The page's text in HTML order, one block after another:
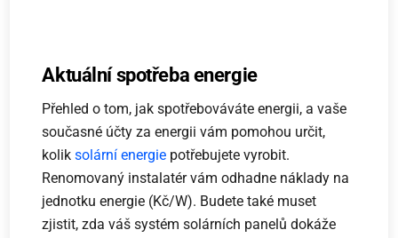
Aktuální spotřeba energie
Přehled o tom, jak spotřebováváte energii, a vaše
současné účty za energii vám pomohou určit,
koliksolární energie potřebujete vyrobit.
Renomovaný instalatér vám odhadne náklady na
jednotku energie (Kč/W). Budete také muset
zjistit, zda váš systém solárních panelů dokáže